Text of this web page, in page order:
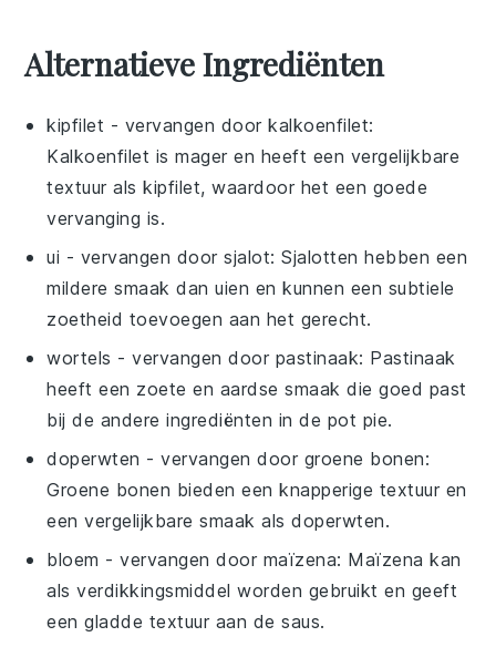
Alternatieve Ingrediënten
kipfilet - vervangen doorkalkoenfilet:
Kalkoenfilet is mager en heeft een vergelijkbare
textuur als kipfilet, waardoor het een goede
vervanging is.
ui - vervangen doorsjalot: Sjalotten hebben een
mildere smaak dan uien en kunnen een subtiele
zoetheid toevoegen aan het gerecht.
wortels - vervangen door pastinaak: Pastinaak
heeft een zoete en aardse smaak die goed past
bij de andere ingrediënten in de pot pie.
doperwten - vervangen door groene bonen:
Groene bonen bieden een knapperige textuur en
een vergelijkbare smaak als doperwten.
bloem - vervangen door maïzena: Maïzena kan
als verdikkingsmiddel worden gebruikt en geeft
een gladde textuur aan de saus.